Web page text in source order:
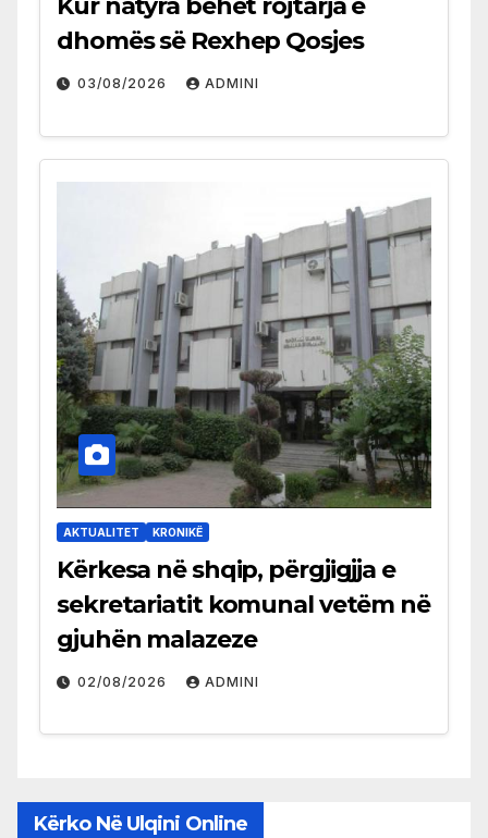
Kur natyra bëhet rojtarja e
dhomës së Rexhep Qosjes
03/08/2026 ADMINI
AKTUALITET KRONIKË
Kërkesa në shqip, përgjigjja e
sekretariatit komunal vetëm në
gjuhën malazeze
02/08/2026 ADMINI
Kërko Në Ulqini Online